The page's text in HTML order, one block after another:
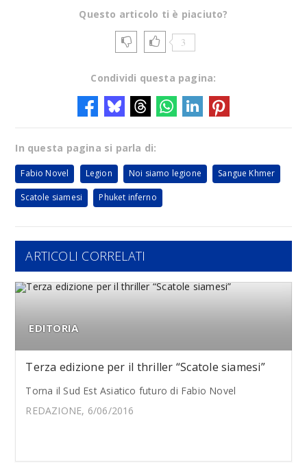
Questo articolo ti è piaciuto?
3
Condividi questa pagina:
In questa pagina si parla di:
Fabio Novel Legion Noi siamo legione Sangue Khmer
Scatole siamesi Phuket inferno
ARTICOLI CORRELATI
EDITORIA
Terza edizione per il thriller “Scatole siamesi”
Torna il Sud Est Asiatico futuro di Fabio Novel
REDAZIONE, 6/06/2016